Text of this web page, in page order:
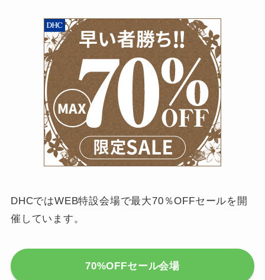
DHCではWEB特設会場で最大70％OFFセールを開
催しています。
70%OFFセール会場